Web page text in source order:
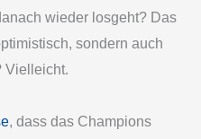
wieder losgeht? Das
sondern auch
Vielleicht.
, dass das Champions